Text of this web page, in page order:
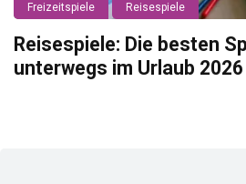
Freizeitspiele Reisespiele
Reisespiele: Die besten
unterwegs im Urlaub 2026